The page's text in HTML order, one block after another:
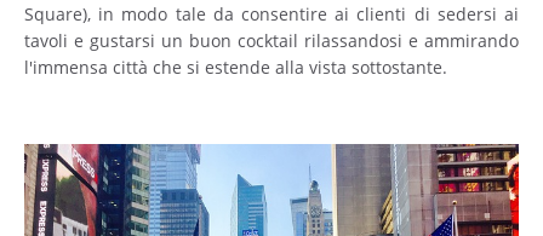
Square), in modo tale da consentire ai clienti di sedersi ai
tavoli e gustarsi un buon cocktail rilassandosi e ammirando
l'immensa città che si estende alla vista sottostante.